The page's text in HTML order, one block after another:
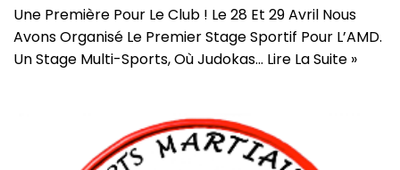
Une Première Pour Le Club ! Le 28 Et 29 Avril Nous
Avons Organisé Le Premier Stage Sportif Pour L’AMD.
Un Stage Multi-Sports, Où Judokas… Lire La Suite »